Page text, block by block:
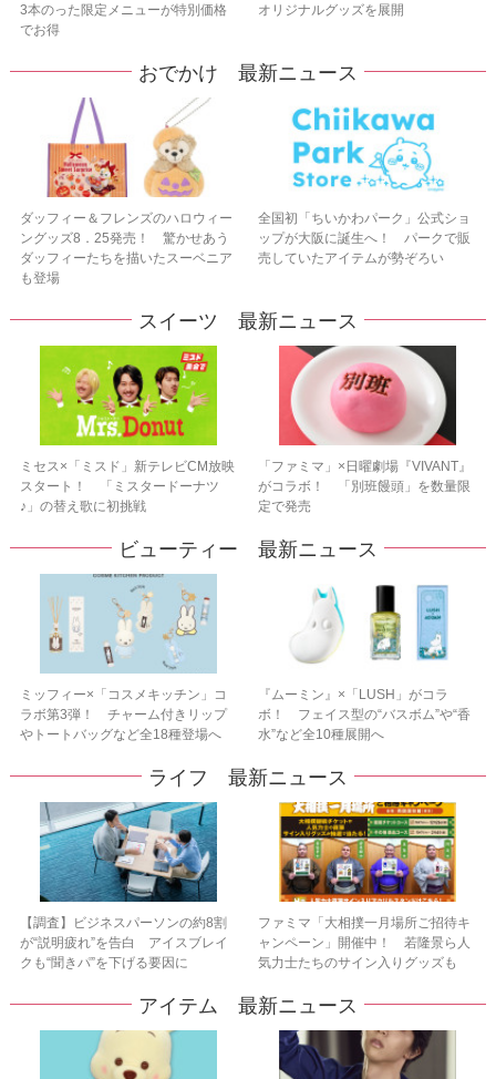
3本のった限定メニューが特別価格
でお得
オリジナルグッズを展開
おでかけ 最新ニュース
ダッフィー＆フレンズのハロウィー
ングッズ8．25発売！ 驚かせあう
ダッフィーたちを描いたスーベニア
も登場
全国初「ちいかわパーク」公式ショ
ップが大阪に誕生へ！ パークで販
売していたアイテムが勢ぞろい
スイーツ 最新ニュース
ミセス×「ミスド」新テレビCM放映
スタート！ 「ミスタードーナツ
♪」の替え歌に初挑戦
「ファミマ」×日曜劇場『VIVANT』
がコラボ！ 「別班饅頭」を数量限
定で発売
ビューティー 最新ニュース
ミッフィー×「コスメキッチン」コ
ラボ第3弾！ チャーム付きリップ
やトートバッグなど全18種登場へ
『ムーミン』×「LUSH」がコラ
ボ！ フェイス型の“バスボム”や“香
水”など全10種展開へ
ライフ 最新ニュース
【調査】ビジネスパーソンの約8割
が“説明疲れ”を告白 アイスブレイ
クも“聞きパ”を下げる要因に
ファミマ「大相撲一月場所ご招待キ
ャンペーン」開催中！ 若隆景ら人
気力士たちのサイン入りグッズも
アイテム 最新ニュース